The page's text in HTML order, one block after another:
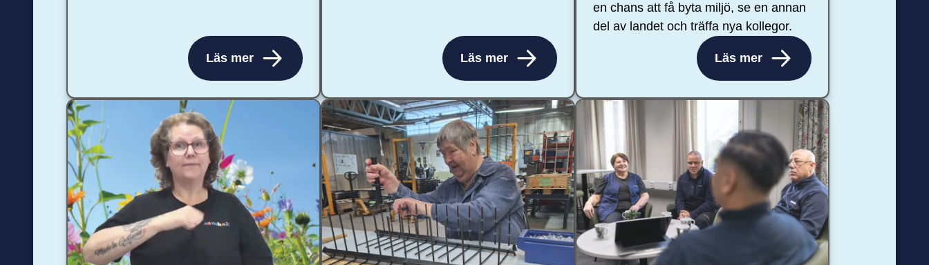
Läs mer Läs mer
en chans att få byta miljö, se en annan
del av landet och träffa nya kollegor.
Läs mer